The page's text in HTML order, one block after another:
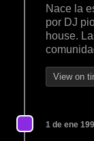
Nace la
por DJ
house.
View on
1 de ene